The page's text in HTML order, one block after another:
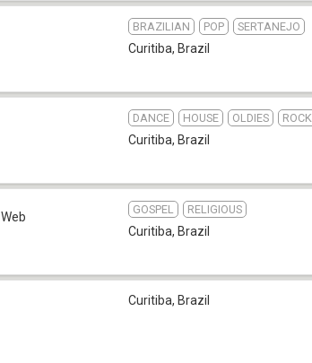
BRAZILIAN POP SERTANEJO
Curitiba, Brazil
DANCE HOUSE OLDIES ROCK
Curitiba, Brazil
Web
GOSPEL RELIGIOUS
Curitiba, Brazil
Curitiba, Brazil